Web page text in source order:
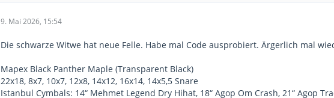
9. Mai 2026, 15:54
Die schwarze Witwe hat neue Felle. Habe mal Code ausprobiert. Ärgerlich mal
Mapex Black Panther Maple (Transparent Black)
22x18, 8x7, 10x7, 12x8, 14x12, 16x14, 14x5,5 Snare
Istanbul Cymbals: 14“ Mehmet Legend Dry Hihat, 18“ Agop Om Crash, 21“ Agop